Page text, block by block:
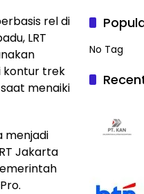
rel di
LRT
kontur trek
menaiki
menjadi
Jakarta
No Tag